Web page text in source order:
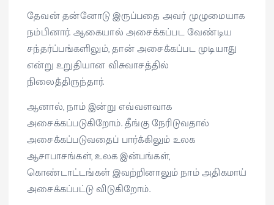
தேவன் தன்னோடு இருப்பதை அவர் முழுமையாக
நம்பினார். ஆகையால் அசைக்கப்பட வேண்டிய
சந்தர்ப்பங்களிலும், தான் அசைக்கப்பட முடியாது
என்று உறுதியான விசுவாசத்தில்
நிலைத்திருந்தார்.
ஆனால், நாம் இன்று எவ்வளவாக
அசைக்கப்படுகிறோம். தீங்கு நேரிடுவதால்
அசைக்கப்படுவதைப் பார்க்கிலும் உலக
ஆசாபாசங்கள், உலக இன்பங்கள்,
கொண்டாட்டங்கள் இவற்றினாலும் நாம் அதிகமாய்
அசைக்கப்பட்டு விடுகிறோம்.